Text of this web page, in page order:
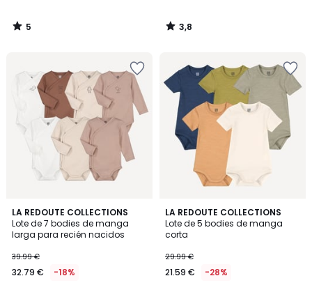
5
/
3,8
/
LA REDOUTE COLLECTIONS
Lote de 7 bodies de manga
larga para recién nacidos
39.99 €
32.79 € -18%
4,5
/ 5
LA REDOUTE COLLECTIONS
Lote de 5 bodies de manga
corta
29.99 €
21.59 € -28%
3,3
/ 5